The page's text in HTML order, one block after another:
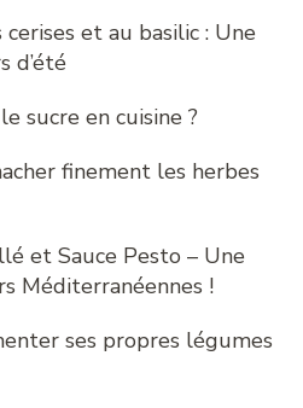
et au basilic : Une
d’été
sucre en cuisine ?
finement les herbes
et Sauce Pesto – Une
Méditerranéennes !
ses propres légumes